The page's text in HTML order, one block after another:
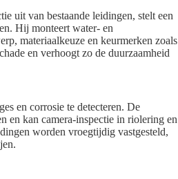
uit van bestaande leidingen, stelt een
Hij monteert water- en
materiaalkeuze en keurmerken zoals
en verhoogt zo de duurzaamheid
en corrosie te detecteren. De
en kan camera-inspectie in riolering en
worden vroegtijdig vastgesteld,